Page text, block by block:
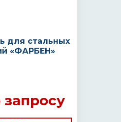
для стальных
«ФАРБЕН»